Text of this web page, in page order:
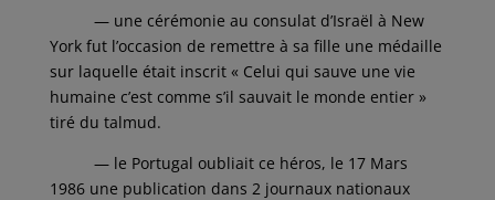
— une cérémonie au consulat d’Israël à New
York fut l’occasion de remettre à sa fille une médaille
sur laquelle était inscrit « Celui qui sauve une vie
humaine c’est comme s’il sauvait le monde entier »
tiré du talmud.
— le Portugal oubliait ce héros, le 17 Mars
1986 une publication dans 2 journaux nationaux